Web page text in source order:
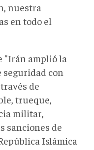
nuestra
en todo el
"Irán amplió la
seguridad con
de
trueque,
militar,
sanciones de
Islámica